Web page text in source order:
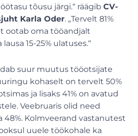
tõusu järgi.“ räägib CV-
Karla Oder. „Tervelt 81%
ootab oma tööandjalt
15-25% ulatuses.“
suur muutus tööotsijate
kohaselt on tervelt 50%
ja lisaks 41% on avatud
Veebruaris olid need
48%. Kolmveerand vastanutest
uuele töökohale ka